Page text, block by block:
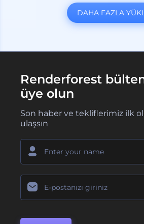
DAHA FAZLA
Renderforest
üye olun
Son haber ve tekliflerimiz ilk
ulaşsın